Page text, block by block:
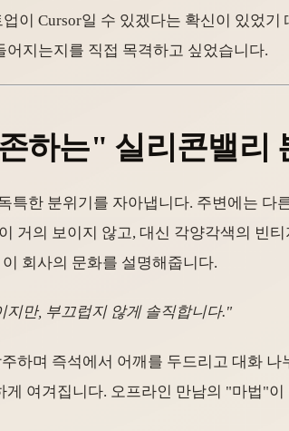
이 Cursor일 수 있겠다는 확신이 있었
지는지를 직접 목격하고 싶었습니다.
하는" 실리콘밸리
특한 분위기를 자아냅니다. 주변에는 다
거의 보이지 않고, 대신 각양각색의 빈
회사의 문화를 설명해줍니다.
지만, 부끄럽지 않게 솔직합니다."
하며 즉석에서 어깨를 두드리고 대화
여겨집니다. 오프라인 만남의 "마법"